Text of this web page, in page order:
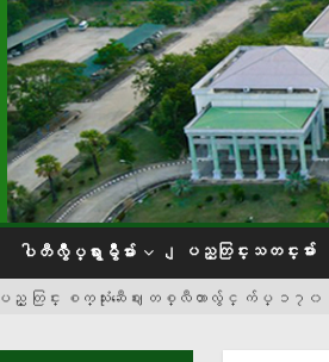
ပါတီလွဳပ္ရွားမွဳမ်ား ျပည္တြင္းသတင္းမ်ား
ျပည္ တြင္း စက္သုံးဆီေဈး တစ္လီတာလွ်င္ က်ပ္ ၁